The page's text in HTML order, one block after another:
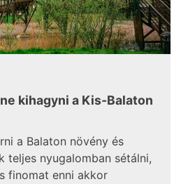
kihagyni a Kis-Balaton
a Balaton növény és
teljes nyugalomban sétálni,
finomat enni akkor